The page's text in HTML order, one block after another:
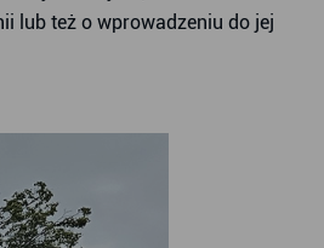
lub też o wprowadzeniu do jej